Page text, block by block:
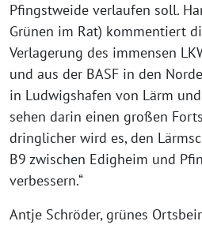
Pfingstweide verlaufen soll.
Grünen im Rat) kommentiert
Verlagerung des immensen
und aus der BASF in den
in Ludwigshafen von Lärm
sehen darin einen großen
dringlicher wird es, den
B9 zwischen Edigheim und
verbessern.“
Antje Schröder, grünes